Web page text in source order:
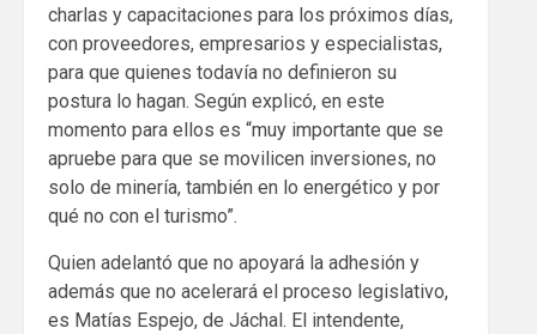
charlas y capacitaciones para los próximos días,
con proveedores, empresarios y especialistas,
para que quienes todavía no definieron su
postura lo hagan. Según explicó, en este
momento para ellos es “muy importante que se
apruebe para que se movilicen inversiones, no
solo de minería, también en lo energético y por
qué no con el turismo”.
Quien adelantó que no apoyará la adhesión y
además que no acelerará el proceso legislativo,
es Matías Espejo, de Jáchal. El intendente,